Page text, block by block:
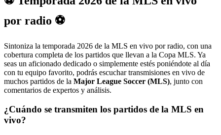
por radio ⚽
Sintoniza la temporada 2026 de la MLS en vivo por radio, con una
cobertura completa de los partidos que llevan a la Copa MLS. Ya
seas un aficionado dedicado o simplemente estés poniéndote al día
con tu equipo favorito, podrás escuchar transmisiones en vivo de
muchos partidos de la Major League Soccer (MLS), junto con
comentarios de expertos y análisis.
¿Cuándo se transmiten los partidos de la MLS en
vivo?